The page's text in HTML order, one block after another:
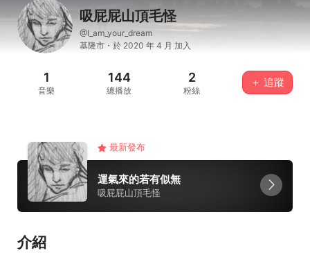
吸屁屁山頂毛怪
@I_am_your_dream
基隆市・於 2020 年 4 月 加入
1
音樂
144
總播放
2
粉絲
＋ 追蹤
最新發布
運氣來的若有似無
吸屁屁山頂毛怪
介紹